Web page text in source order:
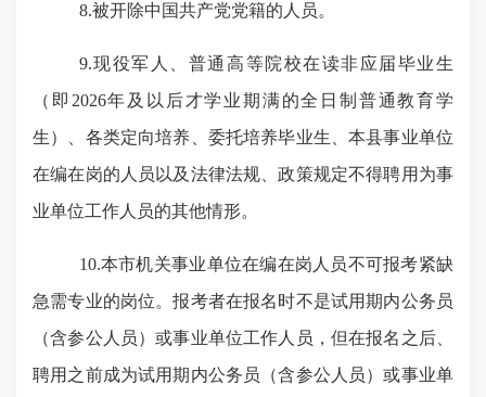
8.被开除中国共产党党籍的人员。
9.现役军人、普通高等院校在读非应届毕业生
（即2026年及以后才学业期满的全日制普通教育学
生）、各类定向培养、委托培养毕业生、本县事业单位
在编在岗的人员 以及 法律法规、政策规定不得聘用为事
业单位工作人员的其他情形。
10.本市机关事业单位在编在岗人员不可报考紧缺
急需专业的岗位。报考者在报名时不是试用期内公务员
（含参公人员）或事业单位工作人员，但在报名之后、
聘用之前成为试用期内公务员（含参公人员）或事业单